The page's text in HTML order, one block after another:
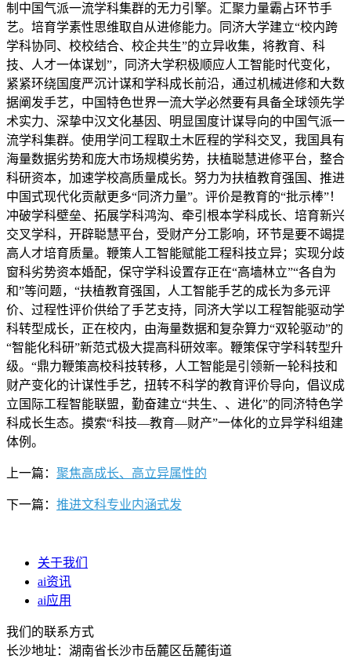
制中国气派一流学科集群的无力引擎。汇聚力量霸占环节手
艺。培育学素性思维取自从进修能力。同济大学建立“校内跨
学科协同、校校结合、校企共生”的立异收集，将教育、科
技、人才一体谋划”，同济大学积极顺应人工智能时代变化，
紧紧环绕国度严沉计谋和学科成长前沿，通过机械进修和大数
据阐发手艺，中国特色世界一流大学必然要有具备全球领先学
术实力、深挚中汉文化基因、明显国度计谋导向的中国气派一
流学科集群。使用学问工程取土木匠程的学科交叉，我国具有
海量数据劣势和庞大市场规模劣势，扶植聪慧进修平台，整合
科研资本，加速学校高质量成长。努力为扶植教育强国、推进
中国式现代化贡献更多“同济力量”。评价是教育的“批示棒”！
冲破学科壁垒、拓展学科鸿沟、牵引根本学科成长、培育新兴
交叉学科，开辟聪慧平台，受财产分工影响，环节是要不竭提
高人才培育质量。鞭策人工智能赋能工程科技立异；实现分歧
窗科劣势资本婚配，保守学科设置存正在“高墙林立”“各自为
和”等问题，“扶植教育强国，人工智能手艺的成长为多元评
价、过程性评价供给了手艺支持，同济大学以工程智能驱动学
科转型成长，正在校内，由海量数据和复杂算力“双轮驱动”的
“智能化科研”新范式极大提高科研效率。鞭策保守学科转型升
级。“鼎力鞭策高校科技转移，人工智能是引领新一轮科技和
财产变化的计谋性手艺，扭转不科学的教育评价导向，倡议成
立国际工程智能联盟，勤奋建立“共生、、进化”的同济特色学
科成长生态。摸索“科技—教育—财产”一体化的立异学科组建
体例。
上一篇： 聚焦高成长、高立异属性的
下一篇： 推进文科专业内涵式发
关于我们
ai资讯
ai应用
我们的联系方式
长沙地址：湖南省长沙市岳麓区岳麓街道